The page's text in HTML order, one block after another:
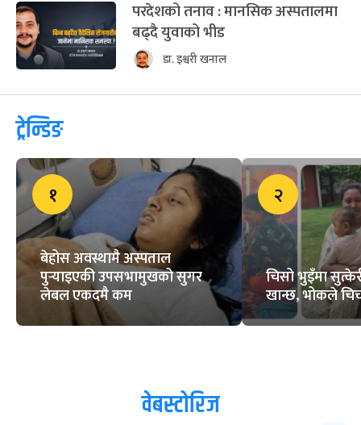
परदेशको तनाव : मानसिक अस्पतालमा
बढ्दै युवाको भीड
डा. इश्वरी खनाल
ट्रेन्डिङ
१
बेहोस अवस्थामै अस्पताल
पुर्‍याइएकी उपसभामुखको सुगर
लेबल एकदमै कम
२
चिसो भुइँमा
खान्छ, भोकले
वेबस्टोरिज